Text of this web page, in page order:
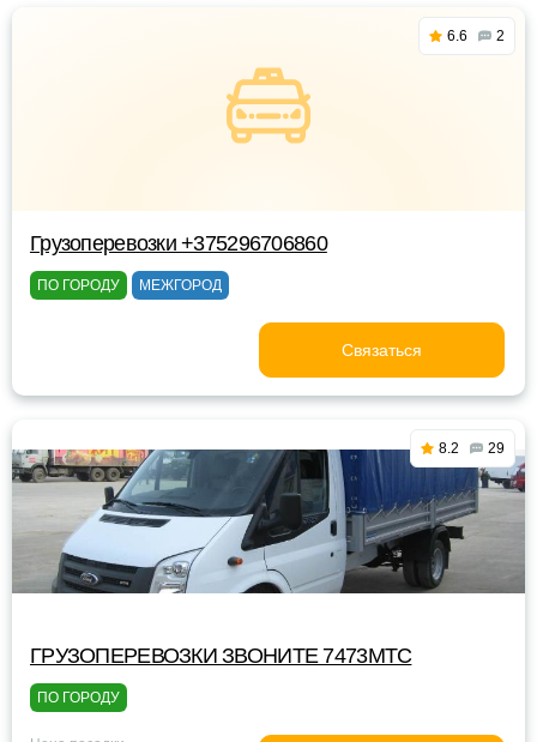
6.6 2
Грузоперевозки +375296706860
ПО ГОРОДУ МЕЖГОРОД
Связаться
8.2 29
ГРУЗОПЕРЕВОЗКИ ЗВОНИТЕ 7473МТС
ПО ГОРОДУ